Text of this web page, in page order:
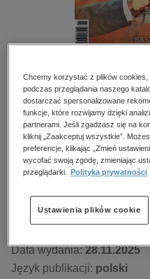
popularno-naukowe
historia
religie
Przeczytaj
Numery
Numer:9/2025
Data wydania:28.11.2025
Język publikacji: polski
Kupując otrzymujesz format:
Chcemy korzystać z plików
podczas przeglądania naszego
dostarczać spersonalizowane
funkcje, które rozwijamy dzięki
partnerami. Jeśli zgadzasz się na
kliknij „Zaakceptuj wszystkie”.
preferencje, klikając „Zmień
wycofać swoją zgodę, zmieniając
przeglądarki.
Polityka prywatności
Ustawienia plików cookie